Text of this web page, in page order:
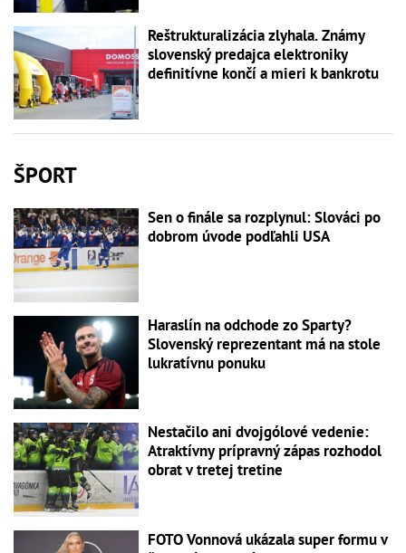
Reštrukturalizácia zlyhala. Známy
slovenský predajca elektroniky
definitívne končí a mieri k bankrotu
ŠPORT
Sen o finále sa rozplynul: Slováci po
dobrom úvode podľahli USA
Haraslín na odchode zo Sparty?
Slovenský reprezentant má na stole
lukratívnu ponuku
Nestačilo ani dvojgólové vedenie:
Atraktívny prípravný zápas rozhodol
obrat v tretej tretine
FOTO Vonnová ukázala super formu v